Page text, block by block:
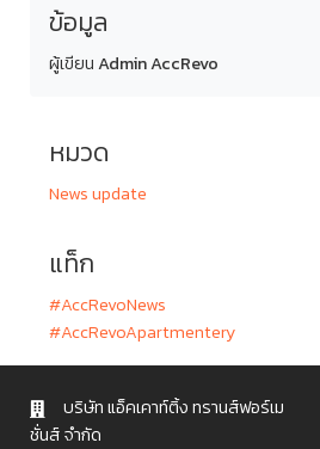
ข้อมูล
ผู้เขียนAdmin AccRevo
หมวด
News update
แท็ก
#AccRevoNews
#AccRevoApartmentery
บริษัท แอ็คเคาท์ติ้ง ทรานส์ฟอร์เม
ชั่นส์ จำกัด